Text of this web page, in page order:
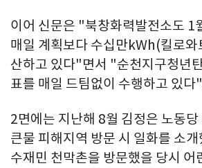
이어 신문은 "북창화력발전소도 1
매일 계획보다 수십만kWh(킬로와
산하고 있다"면서 "순천지구청년
표를 매일 드팀없이 수행하고 있
2면에는 지난해 8월 김정은 노동
큰물 피해지역 방문 시 일화를 소
수재민 천막촌을 방문했을 당시 어